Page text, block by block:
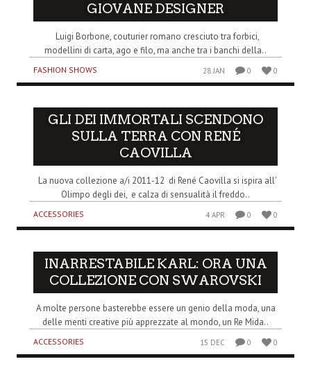
GIOVANE DESIGNER
Luigi Borbone, couturier romano cresciuto tra forbici,
modellini di carta, ago e filo, ma anche tra i banchi della..
FASHION SHOWS 28 JAN 0 0
GLI DEI IMMORTALI SCENDONO
SULLA TERRA CON RENÉ
CAOVILLA
La nuova collezione a/i 2011-12 di René Caovilla si ispira all’
Olimpo degli dei, e calza di sensualità il freddo..
ACCESSORIES 4 APR 0 0
INARRESTABILE KARL: ORA UNA
COLLEZIONE CON SWAROVSKI
A molte persone basterebbe essere un genio della moda, una
delle menti creative più apprezzate al mondo, un Re Mida..
ACCESSORIES 15 DEC 0 0